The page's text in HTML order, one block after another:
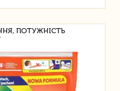
ПОТУЖНІСТЬ